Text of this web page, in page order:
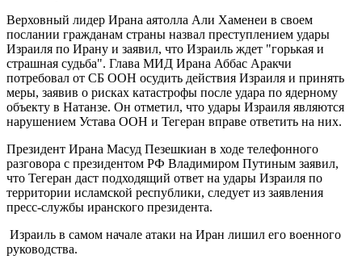
Верховный лидер Ирана аятолла Али Хаменеи в своем
послании гражданам страны назвал преступлением удары
Израиля по Ирану и заявил, что Израиль ждет "горькая и
страшная судьба". Глава МИД Ирана Аббас Аракчи
потребовал от СБ ООН осудить действия Израиля и принять
меры, заявив о рисках катастрофы после удара по ядерному
объекту в Натанзе. Он отметил, что удары Израиля являются
нарушением Устава ООН и Тегеран вправе ответить на них.
Президент Ирана Масуд Пезешкиан в ходе телефонного
разговора с президентом РФ Владимиром Путиным заявил,
что Тегеран даст подходящий ответ на удары Израиля по
территории исламской республики, следует из заявления
пресс-службы иранского президента.
Израиль в самом начале атаки на Иран лишил его военного
руководства.